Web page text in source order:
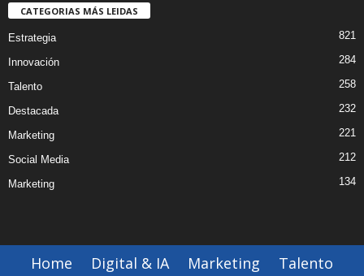
CATEGORIAS MÁS LEIDAS
Estrategia 821
Innovación 284
Talento 258
Destacada 232
Marketing 221
Social Media 212
Marketing 134
Home Digital & IA Marketing
Talento